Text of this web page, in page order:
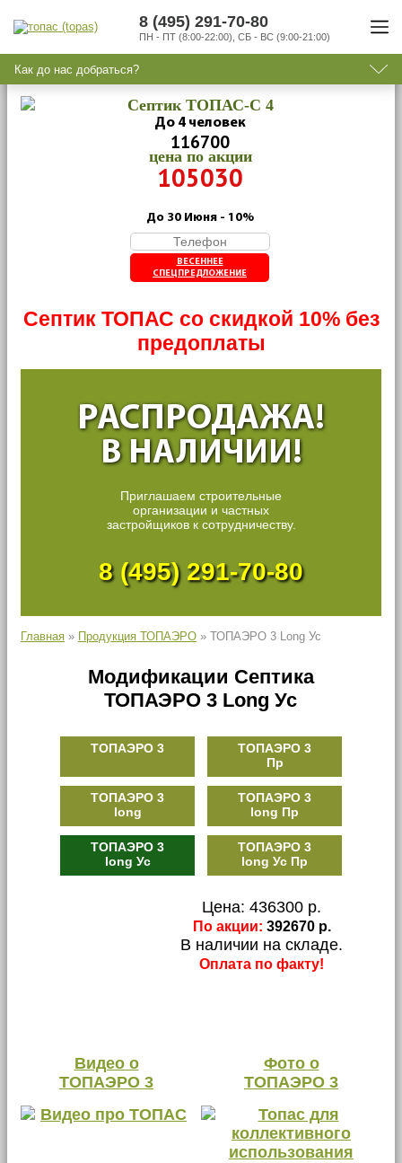
Септик ТОПАС-C 4
До 4 человек
116700
цена по акции
105030
До 30 Июня - 10%
ВЕСЕННЕЕ
СПЕЦПРЕДЛОЖЕНИЕ
Септик ТОПАС со скидкой 10% без
предоплаты
РАСПРОДАЖА!
В НАЛИЧИИ!
Приглашаем строительные
организации и частных
застройщиков к сотрудничеству.
8 (495) 291-70-80
8 (495) 291-70-80
ПН - ПТ (8:00-22:00), СБ - ВС (9:00-21:00)
Как до нас добраться?
Главная » Продукция ТОПАЭРО » ТОПАЭРО 3 Long Ус
Модификации Септика
ТОПАЭРО 3 Long Ус
ТОПАЭРО 3
ТОПАЭРО 3
Пр
ТОПАЭРО 3
long
ТОПАЭРО 3
long Пр
ТОПАЭРО 3
long Ус
ТОПАЭРО 3
long Ус Пр
Цена: 436300 р.
По акции: 392670 р.
В наличии на складе.
Оплата по факту!
Видео о
ТОПАЭРО 3
Фото о
ТОПАЭРО 3